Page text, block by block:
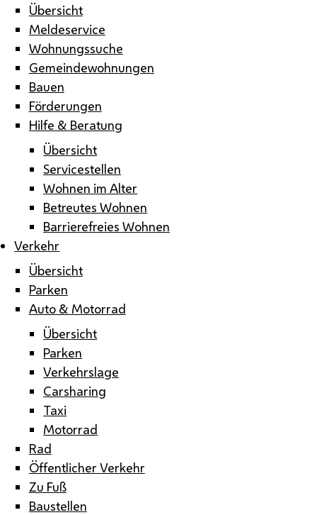
Übersicht
Meldeservice
Wohnungssuche
Gemeindewohnungen
Bauen
Förderungen
Hilfe & Beratung
Übersicht
Servicestellen
Wohnen im Alter
Betreutes Wohnen
Barrierefreies Wohnen
Verkehr
Übersicht
Parken
Auto & Motorrad
Übersicht
Parken
Verkehrslage
Carsharing
Taxi
Motorrad
Rad
Öffentlicher Verkehr
Zu Fuß
Baustellen